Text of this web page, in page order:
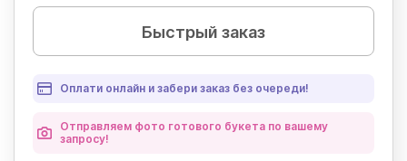
Быстрый заказ
Оплати онлайн и забери заказ без очереди!
Отправляем фото готового букета по вашему
запросу!